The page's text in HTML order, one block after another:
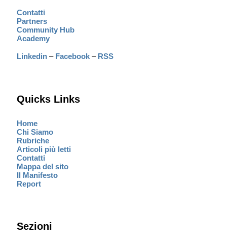
Contatti
Partners
Community Hub
Academy
Linkedin – Facebook – RSS
Quicks Links
Home
Chi Siamo
Rubriche
Articoli più letti
Contatti
Mappa del sito
Il Manifesto
Report
Sezioni